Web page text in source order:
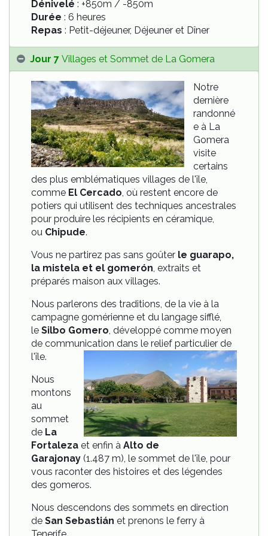
Dénivelé : +850m / -850m
Durée : 6 heures
Repas : Petit-déjeuner, Déjeuner et Dîner
Jour 7 Villages et Sommet de La Gomera
Notre
dernière
randonné
e à La
Gomera
visite
certains
des plus emblématiques villages de l'île,
comme El Cercado, où restent encore de
potiers qui utilisent des techniques ancestrales
pour produire les récipients en céramique,
ou Chipude.
Vous ne partirez pas sans goûter le guarapo,
la mistela et el gomerón, extraits et
préparés maison aux villages.
Nous parlerons des traditions, de la vie à la
campagne gomérienne et du langage sifflé,
le Silbo Gomero, développé comme moyen
de communication dans le relief particulier de
l'île.
Nous
montons
au
sommet
de La
Fortaleza et enfin à Alto de
Garajonay (1.487 m), le sommet de l'île, pour
vous raconter des histoires et des légendes
des gomeros.
Nous descendons des sommets en direction
de San Sebastián et prenons le ferry à